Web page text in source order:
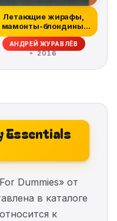
Летающие жирафы,
мамонты-блондины,
карликовые коро...
АНДРЕЙ ЖУРАВЛЁВ
2016
Essentials
Dummies» от
в каталоге
к